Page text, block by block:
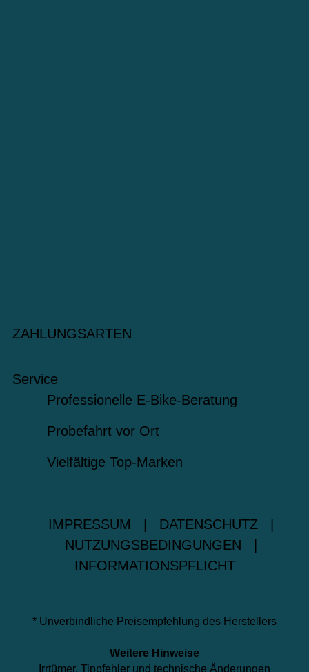
ZAHLUNGSARTEN
Service
Professionelle E-Bike-Beratung
Probefahrt vor Ort
Vielfältige Top-Marken
IMPRESSUM DATENSCHUTZ
NUTZUNGSBEDINGUNGEN
INFORMATIONSPFLICHT
* Unverbindliche Preisempfehlung des Herstellers
Weitere Hinweise
Irrtümer, Tippfehler und technische Änderungen